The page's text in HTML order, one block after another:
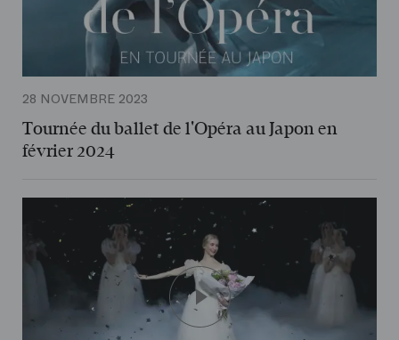
28 NOVEMBRE 2023
Tournée du ballet de l'Opéra au Japon en
février 2024